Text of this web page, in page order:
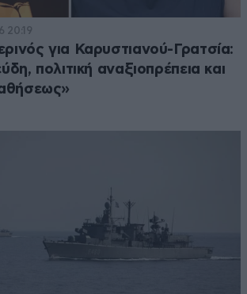
20:19
για Καρυστιανού-Γρατσία:
πολιτική αναξιοπρέπεια και